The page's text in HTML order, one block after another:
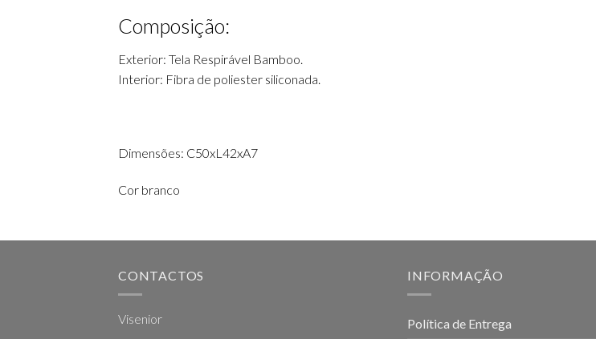
Composição:
Exterior: Tela Respirável Bamboo.
Interior: Fibra de poliester siliconada.
Dimensões: C50xL42xA7
Cor branco
CONTACTOS
Visenior
INFORMAÇÃO
Política de Entrega